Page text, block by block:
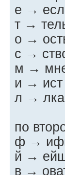
е →
т →
о →
с →
м →
и → ист
л → лка
по
ф →
й →
в →